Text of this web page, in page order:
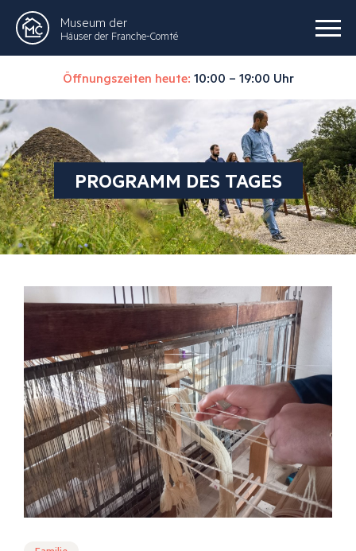
Museum der
Häuser der Franche-Comté
Öffnungszeiten heute: 10:00 – 19:00 Uhr
PROGRAMM DES TAGES